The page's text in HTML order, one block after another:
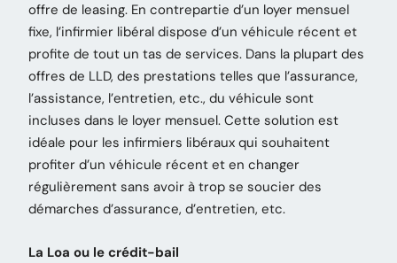
offre de leasing. En contrepartie d’un loyer mensuel
fixe, l’infirmier libéral dispose d’un véhicule récent et
profite de tout un tas de services. Dans la plupart des
offres de LLD, des prestations telles que l’assurance,
l’assistance, l’entretien, etc., du véhicule sont
incluses dans le loyer mensuel. Cette solution est
idéale pour les infirmiers libéraux qui souhaitent
profiter d’un véhicule récent et en changer
régulièrement sans avoir à trop se soucier des
démarches d’assurance, d’entretien, etc.
La Loa ou le crédit-bail